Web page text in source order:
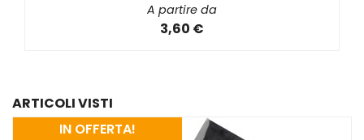
A partire da
3,60 €
ARTICOLI VISTI
IN OFFERTA!